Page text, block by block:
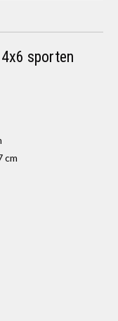
sporten
cm